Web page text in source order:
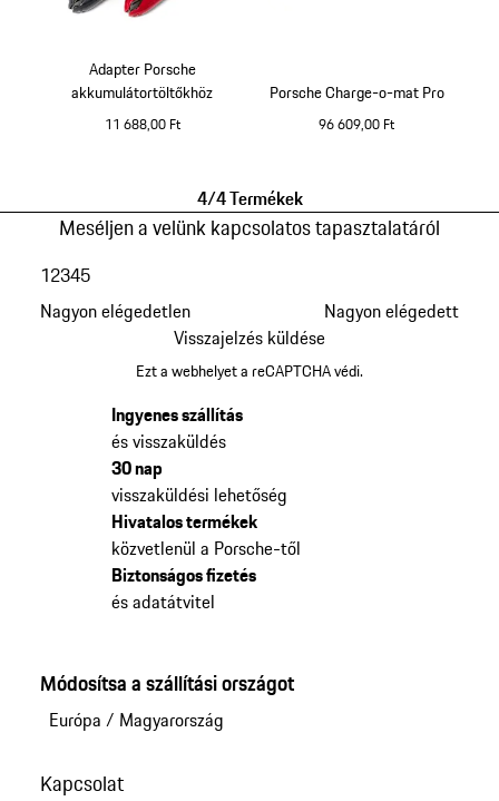
Adapter Porsche
akkumulátortöltőkhöz
11 688,00 Ft
Porsche Charge-o-mat Pro
96 609,00 Ft
4/4 Termékek
Meséljen a velünk kapcsolatos tapasztalatáról
Nagyon elégedetlen
12345
Nagyon elégedett
Visszajelzés küldése
Ezt a webhelyet a reCAPTCHA védi.
Ingyenes szállítás
és visszaküldés
30 nap
visszaküldési lehetőség
Hivatalos termékek
közvetlenül a Porsche-től
Biztonságos fizetés
és adatátvitel
Módosítsa a szállítási országot
Európa / Magyarország
Kapcsolat